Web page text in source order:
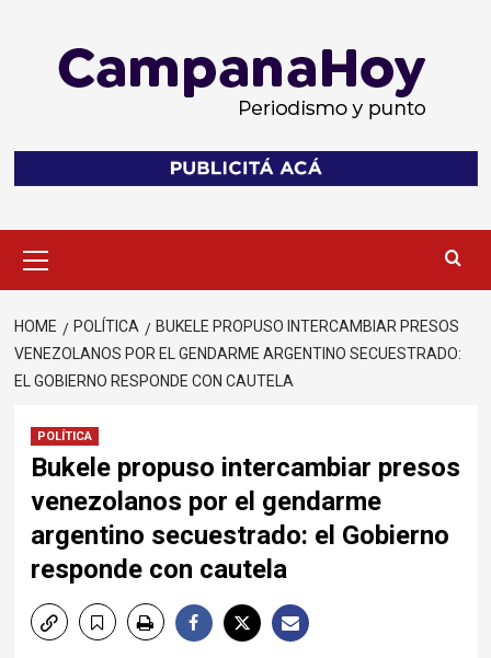
Menu
HOME POLÍTICA
BUKELE PROPUSO INTERCAMBIAR PRESOS
VENEZOLANOS POR EL GENDARME ARGENTINO SECUESTRADO:
EL GOBIERNO RESPONDE CON CAUTELA
POLÍTICA
Bukele propuso intercambiar presos
venezolanos por el gendarme
argentino secuestrado: el Gobierno
responde con cautela